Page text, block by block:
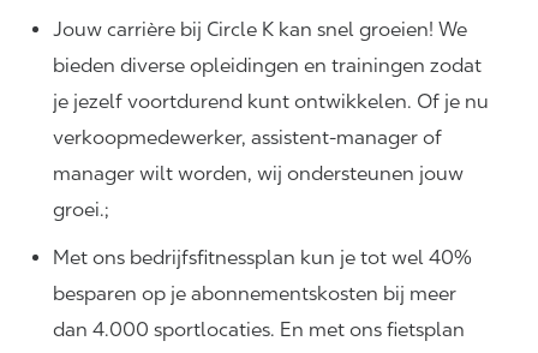
Jouw carrière bij Circle K kan snel groeien! We
bieden diverse opleidingen en trainingen zodat
je jezelf voortdurend kunt ontwikkelen. Of je nu
verkoopmedewerker, assistent-manager of
manager wilt worden, wij ondersteunen jouw
groei.;
Met ons bedrijfsfitnessplan kun je tot wel 40%
besparen op je abonnementskosten bij meer
dan 4.000 sportlocaties. En met ons fietsplan